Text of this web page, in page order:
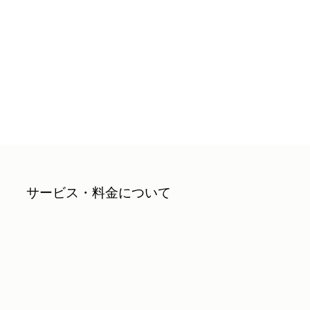
サービス・料金について